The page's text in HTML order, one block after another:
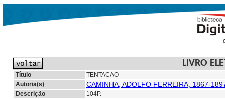
LIVRO
Título
TENTACAO
Autoria(s)
CAMINHA, ADOLFO FERREIRA, 1867-
Descrição
104P.